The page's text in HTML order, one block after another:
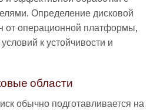
Определение дисковой
от операционной платформы,
к устойчивости и
области
обычно подготавливается на